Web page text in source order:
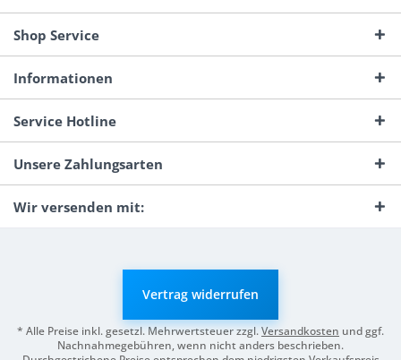
Shop Service
Informationen
Service Hotline
Unsere Zahlungsarten
Wir versenden mit:
Vertrag widerrufen
* Alle Preise inkl. gesetzl. Mehrwertsteuer zzgl.Versandkosten und ggf.
Nachnahmegebühren, wenn nicht anders beschrieben.